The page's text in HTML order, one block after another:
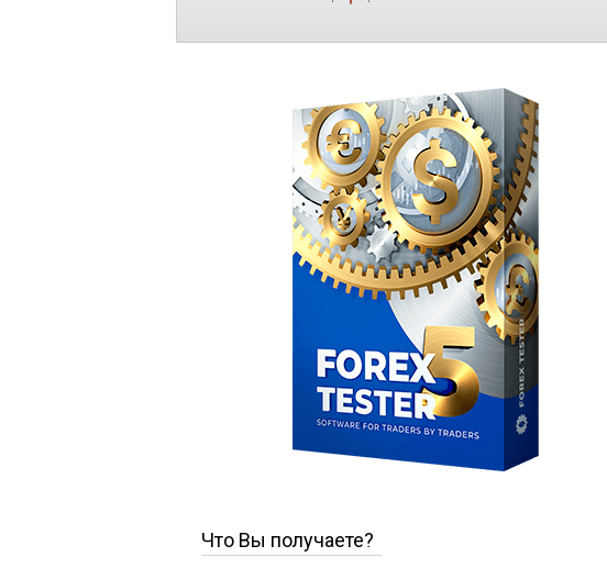
Что Вы получаете?